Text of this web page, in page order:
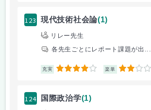
123 現代技術社会論(1)
リレー先生
各先生ごとにレポート課題が出...
充実 4 楽単 2
124 国際政治学(1)